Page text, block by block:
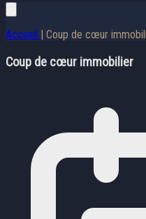
Accueil | Coup de cœur
Coup de cœur immobilier